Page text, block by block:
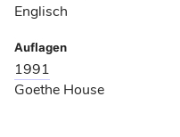
Englisch
Auflagen
1991
Goethe House